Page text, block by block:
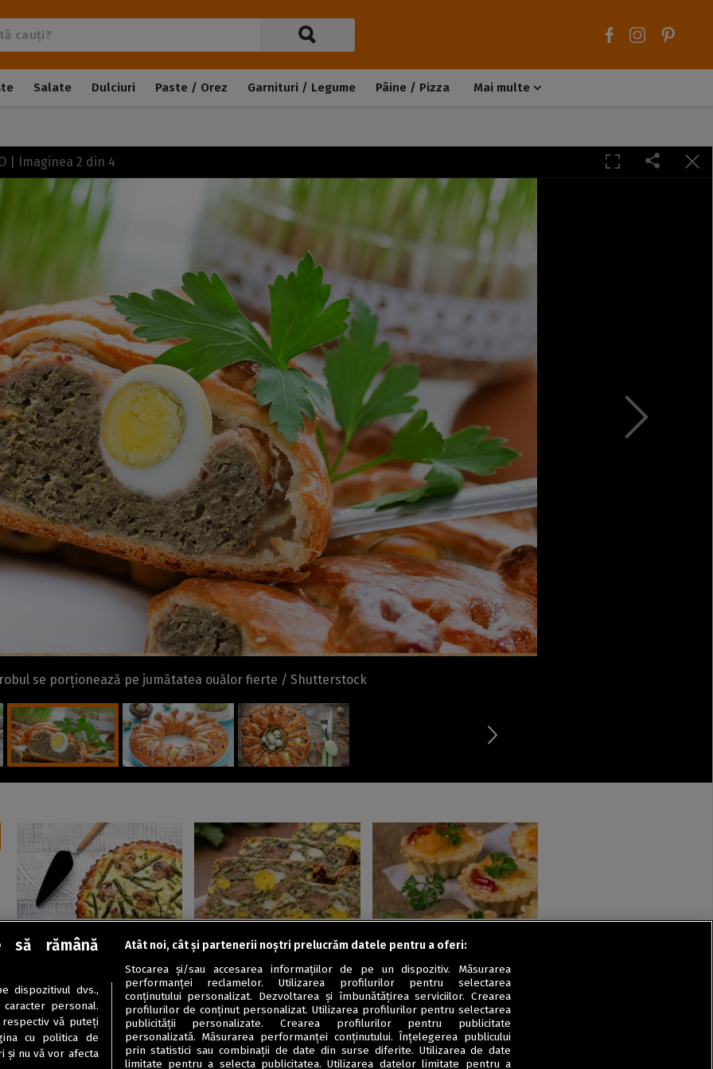
Salate Dulciuri Paste / Orez Garnituri / Legume Pâine / Pizza Mai multe
Chiteluțe / Carne tocată
Biscuiți / Fursecuri
Deserturi de post
Înghețată
Tarte dulci / Cheesecake
Rețete fel de fel de la
Conserve
Băuturi
Rețete de post
Ricette in italiano
| Imaginea 2 din 4
se porționează pe jumătatea ouălor fierte / Shutterstock
Tartă cu sparanghel și
ciuperci, cremoasă și
aspectuoasă
Drob de pui mozaic, pentru
masa de Paște
Mini tarte cu brânză și ardei
copt
să rămână
dispozitivul dvs.,
personal.
vă puteți
cu politica de
nu vă vor afecta
Atât noi, cât și partenerii noștri prelucrăm datele pentru a oferi:
Stocarea și/sau accesarea informațiilor de pe un dispozitiv. Măsurarea
performanței reclamelor. Utilizarea profilurilor pentru selectarea
conținutului personalizat. Dezvoltarea și îmbunătățirea serviciilor. Crearea
profilurilor de conținut personalizat. Utilizarea profilurilor pentru selectarea
publicității personalizate. Crearea profilurilor pentru publicitate
personalizată. Măsurarea performanței conținutului. Înțelegerea publicului
prin statistici sau combinații de date din surse diferite. Utilizarea de date
limitate pentru a selecta publicitatea. Utilizarea datelor limitate pentru a